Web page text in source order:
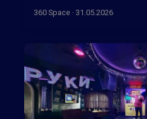
360 Space · 31.05.2026